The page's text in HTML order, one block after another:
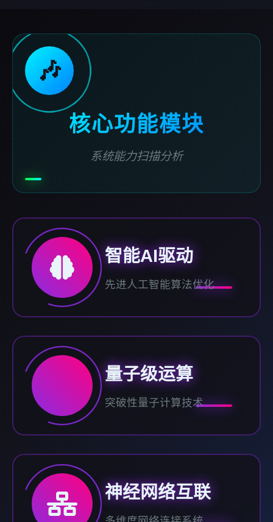
🎶
核心功能模块
系统能力扫描分析
智能AI驱动
先进人工智能算法优化
量子级运算
突破性量子计算技术
神经网络互联